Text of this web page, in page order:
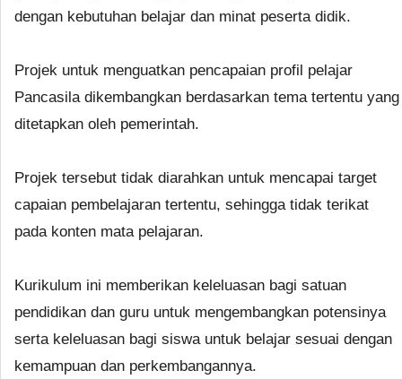
dengan kebutuhan belajar dan minat peserta didik.
Projek untuk menguatkan pencapaian profil pelajar
Pancasila dikembangkan berdasarkan tema tertentu yang
ditetapkan oleh pemerintah.
Projek tersebut tidak diarahkan untuk mencapai target
capaian pembelajaran tertentu, sehingga tidak terikat
pada konten mata pelajaran.
Kurikulum ini memberikan keleluasan bagi satuan
pendidikan dan guru untuk mengembangkan potensinya
serta keleluasan bagi siswa untuk belajar sesuai dengan
kemampuan dan perkembangannya.